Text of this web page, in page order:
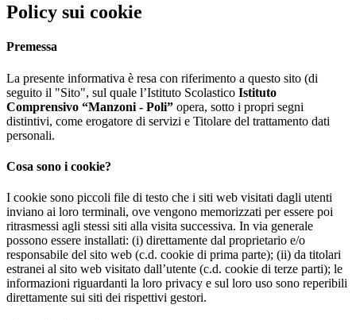
Policy sui cookie
Premessa
La presente informativa è resa con riferimento a questo sito (di
seguito il "Sito", sul quale l’Istituto Scolastico Istituto
Comprensivo “Manzoni - Poli” opera, sotto i propri segni
distintivi, come erogatore di servizi e Titolare del trattamento dati
personali.
Cosa sono i cookie?
I cookie sono piccoli file di testo che i siti web visitati dagli utenti
inviano ai loro terminali, ove vengono memorizzati per essere poi
ritrasmessi agli stessi siti alla visita successiva. In via generale
possono essere installati: (i) direttamente dal proprietario e/o
responsabile del sito web (c.d. cookie di prima parte); (ii) da titolari
estranei al sito web visitato dall’utente (c.d. cookie di terze parti); le
informazioni riguardanti la loro privacy e sul loro uso sono reperibili
direttamente sui siti dei rispettivi gestori.